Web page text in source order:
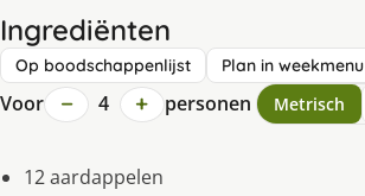
Ingrediënten
Op boodschappenlijst Plan in weekmenu
Voor − 4 + personen Metrisch
12 aardappelen